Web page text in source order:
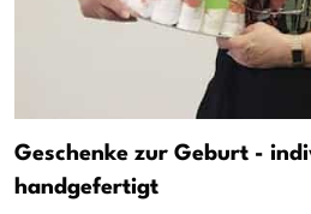
Geschenke zur Geburt -
handgefertigt